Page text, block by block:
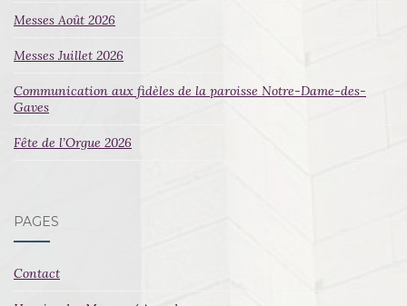
Messes Août 2026
Messes Juillet 2026
Communication aux fidèles de la paroisse Notre-Dame-des-
Gaves
Fête de l’Orgue 2026
PAGES
Contact